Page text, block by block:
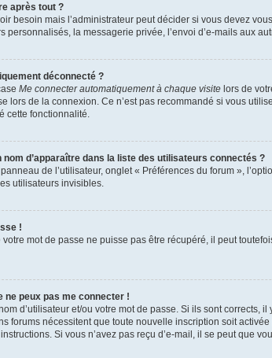
après tout ?
besoin mais l’administrateur peut décider si vous devez
personnalisés, la messagerie privée, l’envoi d’e-mails aux
déconnecté ?
Me connecter automatiquement à chaque visite lors de
lors de la connexion. Ce n’est pas recommandé si vous
cette fonctionnalité.
d’apparaître dans la liste des utilisateurs connectés ?
de l’utilisateur, onglet « Préférences du forum »,
utilisateurs invisibles.
!
mot de passe ne puisse pas être récupéré, il peut
peux pas me connecter !
d’utilisateur et/ou votre mot de passe. Si ils sont
forums nécessitent que toute nouvelle inscription soit
Si vous n’avez pas reçu d’e-mail, il se peut que